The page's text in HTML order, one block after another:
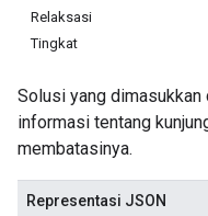
Relaksasi
Tingkat
Solusi yang dimasukkan
informasi tentang
membatasinya.
Representasi JSON